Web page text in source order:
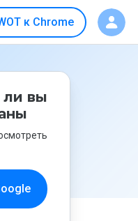
к Chrome
ли вы